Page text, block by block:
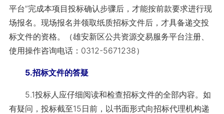
平台”完成本项目投标确认步骤后，才能按前款要求进行现
场报名。现场报名并领取纸质招标文件后，才具备递交投
标文件的资格。（雄安新区公共资源交易服务平台注册、
使用操作咨询电话：0312-5671238）
5.招标文件的答疑
5.1投标人应仔细阅读和检查招标文件的全部内容。如
有疑问，投标截至15日前，以书面形式向招标代理机构递